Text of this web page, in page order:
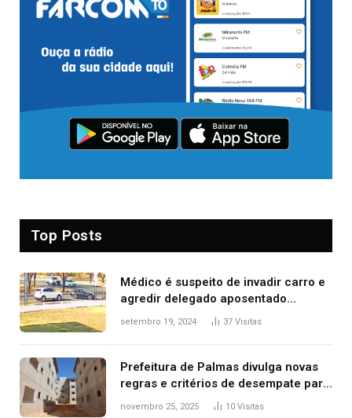
Top Posts
Médico é suspeito de invadir carro e
agredir delegado aposentado
durante confusão no trânsito
setembro 19, 2024 37 Visitas
Prefeitura de Palmas divulga novas
regras e critérios de desempate para
seleção de famílias no Minha Casa,
novembro 25, 2025 10 Visitas